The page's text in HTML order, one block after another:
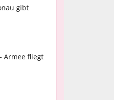
gibt
Armee fliegt